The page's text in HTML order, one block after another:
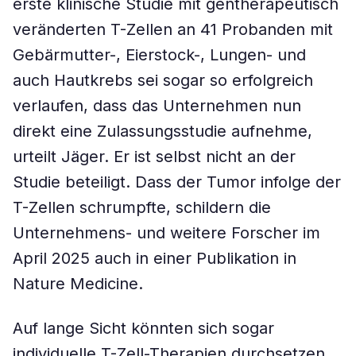
erste klinische Studie mit gentherapeutisch
veränderten T-Zellen an 41 Probanden mit
Gebärmutter-, Eierstock-, Lungen- und
auch Hautkrebs sei sogar so erfolgreich
verlaufen, dass das Unternehmen nun
direkt eine Zulassungsstudie aufnehme,
urteilt Jäger. Er ist selbst nicht an der
Studie beteiligt. Dass der Tumor infolge der
T-Zellen schrumpfte, schildern die
Unternehmens- und weitere Forscher im
April 2025 auch in einer Publikation in
Nature Medicine.
Auf lange Sicht könnten sich sogar